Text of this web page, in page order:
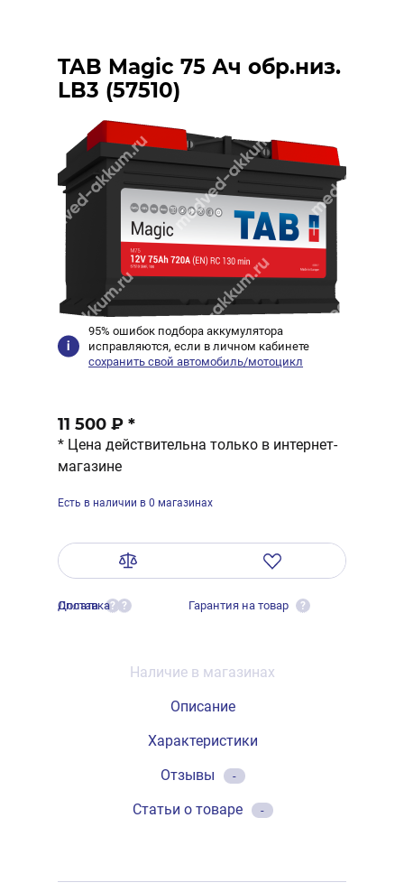
TAB Magic 75 Ач обр.низ.
LB3 (57510)
95% ошибок подбора аккумулятора
исправляются, если в личном кабинете
сохранить свой автомобиль/мотоцикл
11 500 ₽ *
* Цена действительна только в интернет-
магазине
Есть в наличии в 0 магазинах
Оплата ?
Доставка ? Гарантия на товар ?
Наличие в магазинах
Описание
Характеристики
Отзывы
-
Статьи о товаре -